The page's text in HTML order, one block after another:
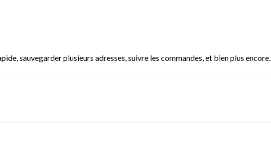
sauvegarder plusieurs adresses, suivre les commandes, et bien plus encore.